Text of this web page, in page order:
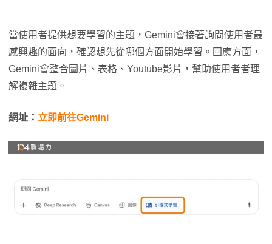
當使用者提供想要學習的主題，Gemini會接著詢問使用者最
感興趣的面向，確認想先從哪個方面開始學習。回應方面，
Gemini會整合圖片、表格、Youtube影片，幫助使用者者理
解複雜主題。
網址： 立即前往Gemini